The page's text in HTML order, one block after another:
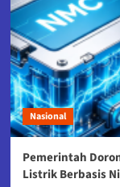
Nasional
Pemerintah
Listrik Berbasis